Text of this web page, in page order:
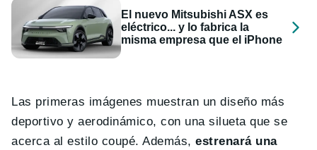
El nuevo Mitsubishi ASX es
eléctrico... y lo fabrica la
misma empresa que el iPhone
Las primeras imágenes muestran un diseño más
deportivo y aerodinámico, con una silueta que se
acerca al estilo coupé. Además,estrenará una